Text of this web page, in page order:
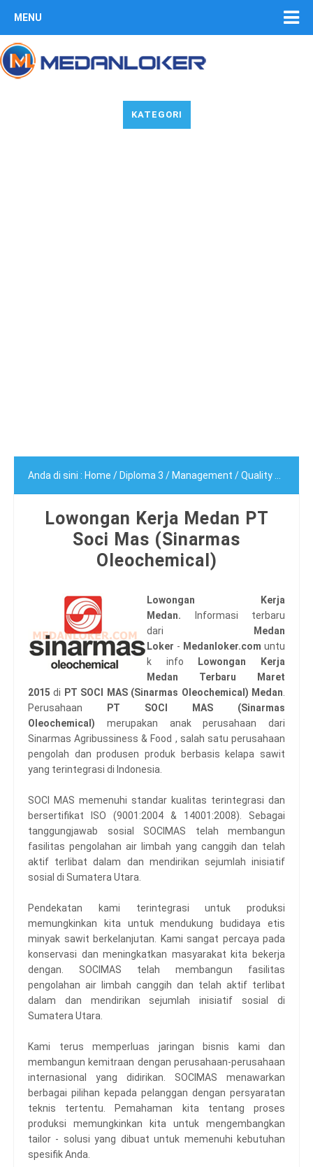
MENU
KATEGORI
Anda di sini : Home / Diploma 3 / Management /Quality Control
Lowongan Kerja Medan PT
Soci Mas (Sinarmas
Oleochemical)
Lowongan Kerja
Medan.
Informasi terbaru
dari
Medan
Loker - Medanloker.com untu
k info
Lowongan Kerja
Medan Terbaru Maret
2015di PT SOCI MAS (Sinarmas Oleochemical) Medan
Perusahaan
PT SOCI MAS (Sinarmas
Oleochemical) merupakan anak perusahaan dari
Sinarmas Agribussiness & Food , salah satu perusahaan
pengolah dan produsen produk berbasis kelapa sawit
yang terintegrasi di Indonesia.
SOCI MAS memenuhi standar kualitas terintegrasi dan
bersertifikat ISO (9001:2004 & 14001:2008). Sebagai
tanggungjawab sosial SOCIMAS telah membangun
fasilitas pengolahan air limbah yang canggih dan telah
aktif terlibat dalam dan mendirikan sejumlah inisiatif
sosial di Sumatera Utara.
Pendekatan kami terintegrasi untuk produksi
memungkinkan kita untuk mendukung budidaya etis
minyak sawit berkelanjutan. Kami sangat percaya pada
konservasi dan meningkatkan masyarakat kita bekerja
dengan. SOCIMAS telah membangun fasilitas
pengolahan air limbah canggih dan telah aktif terlibat
dalam dan mendirikan sejumlah inisiatif sosial di
Sumatera Utara.
Kami terus memperluas jaringan bisnis kami dan
membangun kemitraan dengan perusahaan-perusahaan
internasional yang didirikan. SOCIMAS menawarkan
berbagai pilihan kepada pelanggan dengan persyaratan
teknis tertentu. Pemahaman kita tentang proses
produksi memungkinkan kita untuk mengembangkan
tailor - solusi yang dibuat untuk memenuhi kebutuhan
spesifik Anda.